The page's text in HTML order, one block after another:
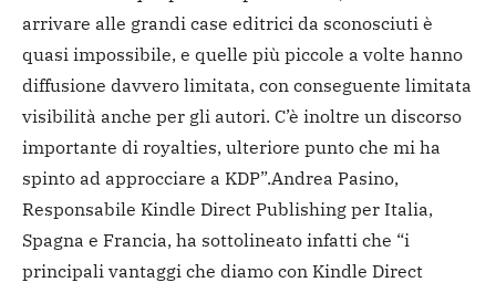
arrivare alle grandi case editrici da sconosciuti è
quasi impossibile, e quelle più piccole a volte hanno
diffusione davvero limitata, con conseguente limitata
visibilità anche per gli autori. C’è inoltre un discorso
importante di royalties, ulteriore punto che mi ha
spinto ad approcciare a KDP”.Andrea Pasino,
Responsabile Kindle Direct Publishing per Italia,
Spagna e Francia, ha sottolineato infatti che “i
principali vantaggi che diamo con Kindle Direct